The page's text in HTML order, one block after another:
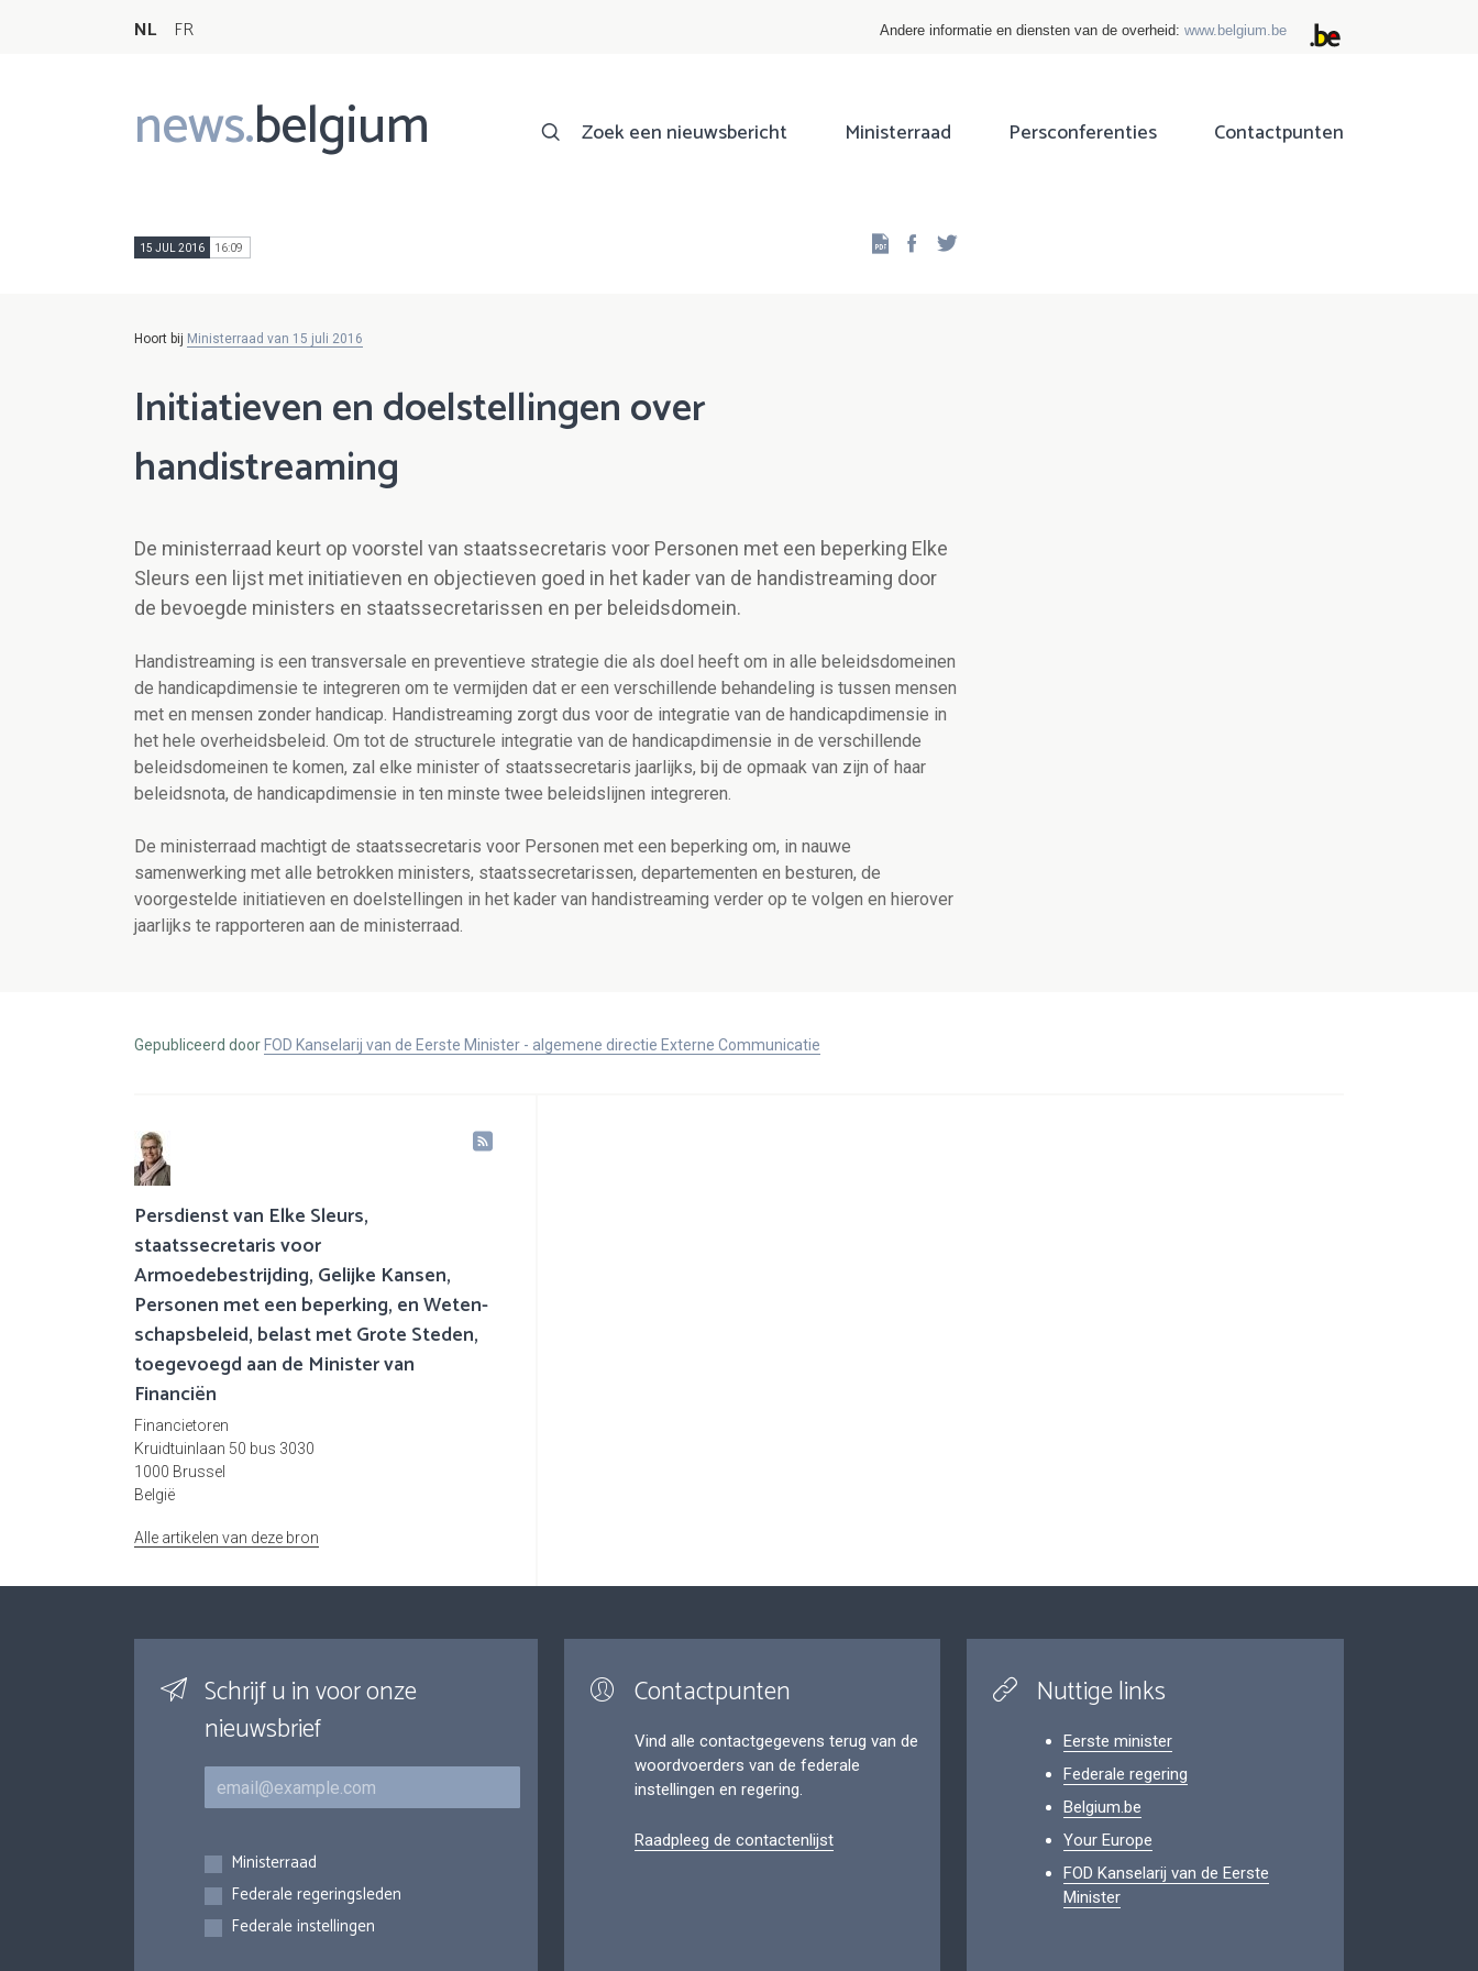
NL FR Andere informatie en diensten van de overheid: www.belgium.be
news.belgium
Main
navigation
Zoek een nieuwsbericht Ministerraad Persconferenties Contactpunten
15 JUL 2016 16:09 Facebook
Hoort bij Ministerraad van 15 juli 2016
Initiatieven en doelstellingen over
handistreaming
De ministerraad keurt op voorstel van staatssecretaris voor Personen met een beperking Elke
Sleurs een lijst met initiatieven en objectieven goed in het kader van de handistreaming door
de bevoegde ministers en staatssecretarissen en per beleidsdomein.
Handistreaming is een transversale en preventieve strategie die als doel heeft om in alle beleidsdomeinen
de handicapdimensie te integreren om te vermijden dat er een verschillende behandeling is tussen mensen
met en mensen zonder handicap. Handistreaming zorgt dus voor de integratie van de handicapdimensie in
het hele overheidsbeleid. Om tot de structurele integratie van de handicapdimensie in de verschillende
beleidsdomeinen te komen, zal elke minister of staatssecretaris jaarlijks, bij de opmaak van zijn of haar
beleidsnota, de handicapdimensie in ten minste twee beleidslijnen integreren.
De ministerraad machtigt de staatssecretaris voor Personen met een beperking om, in nauwe
samenwerking met alle betrokken ministers, staatssecretarissen, departementen en besturen, de
voorgestelde initiatieven en doelstellingen in het kader van handistreaming verder op te volgen en hierover
jaarlijks te rapporteren aan de ministerraad.
Gepubliceerd door FOD Kanselarij van de Eerste Minister - algemene directie Externe Communicatie
Persdienst van Elke Sleurs,
staatssecretaris voor
Armoedebestrijding, Gelijke Kansen,
Personen met een beperking, en Weten-
schapsbeleid, belast met Grote Steden,
toegevoegd aan de Minister van
Financiën
Financietoren
Kruidtuinlaan 50 bus 3030
1000 Brussel
België
Alle artikelen van deze bron
Schrijf u in voor onze
nieuwsbrief
E-mail
Inschrijvingen
Ministerraad
Federale regeringsleden
Federale instellingen
Contactpunten
Vind alle contactgegevens terug van de
woordvoerders van de federale
instellingen en regering.
Raadpleeg de contactenlijst
Nuttige links
Eerste minister
Federale regering
Belgium.be
Your Europe
FOD Kanselarij van de Eerste
Minister